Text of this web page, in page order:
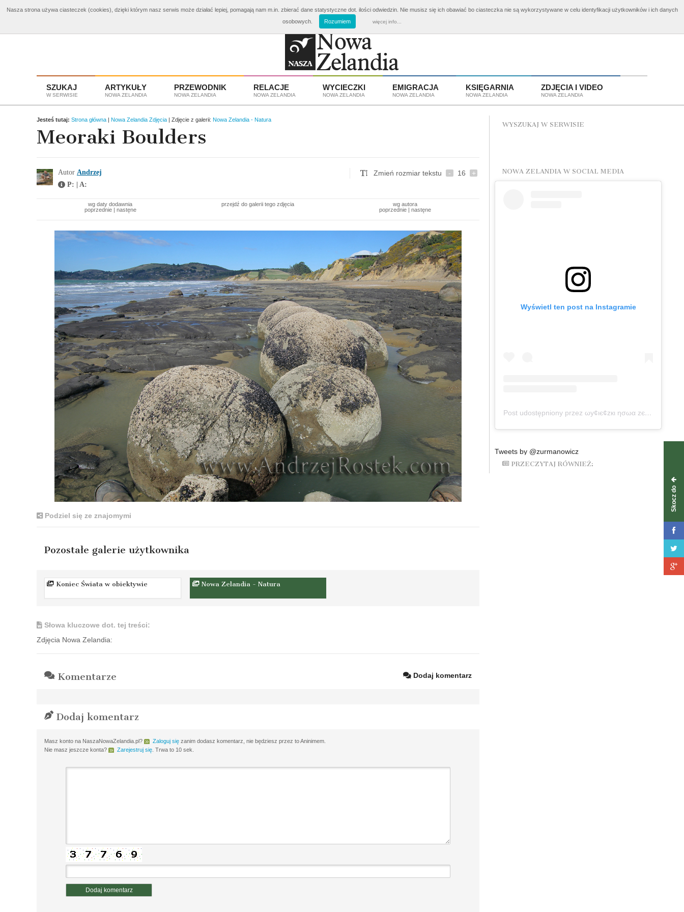
Bilety Nowa Zelandiaod 3960 zł Wycieczki Nowa Zelandiaod 3810 zł Emigracja i Praca w Nowej ZelandiiAplikuj o wizę!
SZUKAJ
W SERWISIE
ARTYKUŁY
NOWA ZELANDIA
PRZEWODNIK
NOWA ZELANDIA
RELACJE
NOWA ZELANDIA
WYCIECZKI
NOWA ZELANDIA
EMIGRACJA
NOWA ZELANDIA
KSIĘGARNIA
NOWA ZELANDIA
ZDJĘCIA I VIDEO
NOWA ZELANDIA
Skocz do
Jesteś tutaj: Strona główna | Nowa Zelandia Zdjęcia | Zdjęcie z galerii: Nowa Zelandia - Natura
Meoraki Boulders
Autor Andrzej
P: | A:
Zmień rozmiar tekstu - 16 +
wg daty dodawnia
poprzednie| nastęne
przejdź do galerii tego zdjęcia
wg autora
poprzednie |nastęne
Podziel się ze znajomymi
Pozostałe galerie użytkownika
Koniec Świata w obiektywie Nowa Zelandia - Natura
Słowa kluczowe dot. tej treści:
Zdjęcia Nowa Zelandia:
Komentarze Dodaj komentarz
Dodaj komentarz
Masz konto na NaszaNowaZelandia.pl? Zaloguj się zanim dodasz komentarz, nie będziesz przez to Aninimem.
Nie masz jeszcze konta?
Zarejestruj się . Trwa to 10 sek.
WYSZUKAJ W SERWISIE
NOWA ZELANDIA W SOCIAL MEDIA
Wyświetl ten post na Instagramie
Post udostępniony przez ωу¢ιє¢zкι ησωα zєℓαη∂ια (@wycieczkinowazelandia)
Tweets by @zurmanowicz
PRZECZYTAJ RÓWNIEŻ:
Nasza strona używa ciasteczek (cookies), dzięki którym nasz serwis może działać lepiej, pomagają nam m.in. zbierać dane statystyczne dot. ilości odwiedzin. Nie musisz się ich obawiać bo ciasteczka nie są wykorzystywane w celu identyfikacji użytkowników i ich danych
osobowych.
Rozumiem więcej info...